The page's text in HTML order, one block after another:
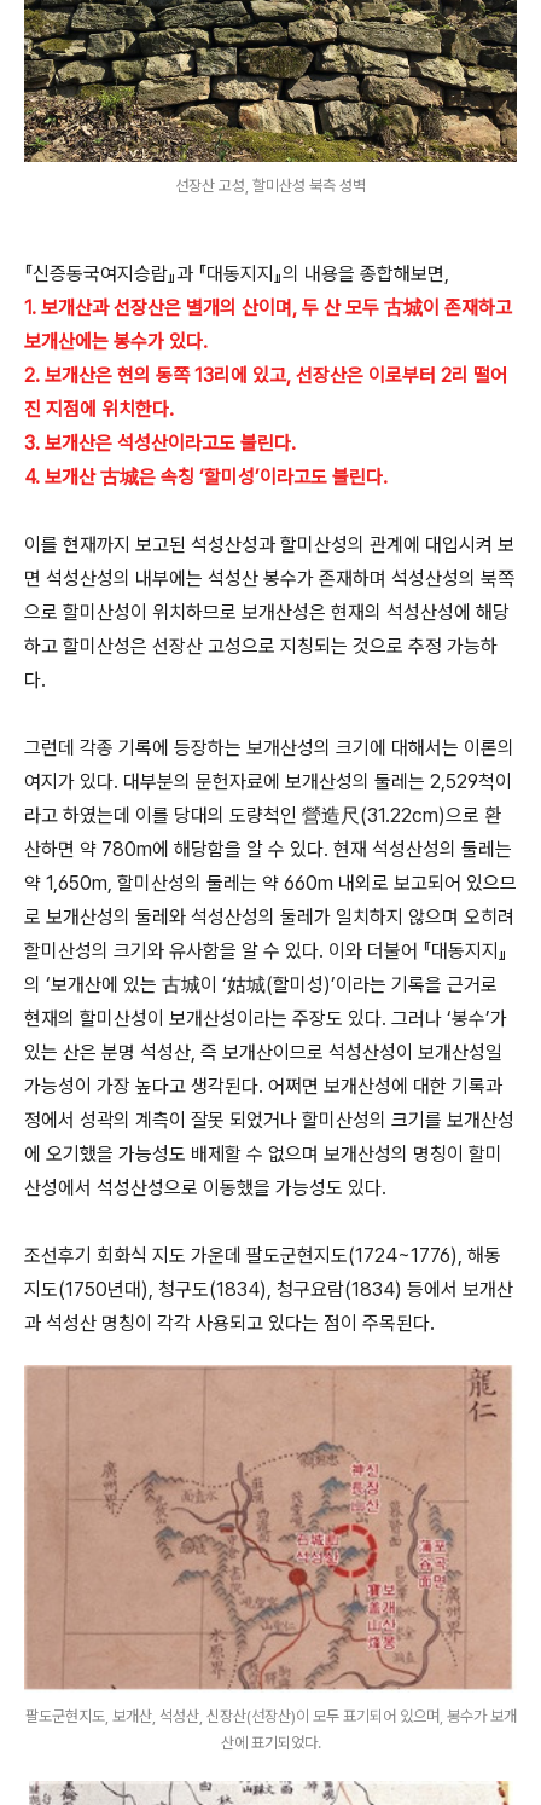
선장산 고성, 할미산성 북측 성벽
『신증동국여지승람』과 『대동지지』의 내용을 종합해보면,
1. 보개산과 선장산은 별개의 산이며, 두 산 모두 古城이 존재하고
보개산에는 봉수가 있다.
2. 보개산은 현의 동쪽 13리에 있고, 선장산은 이로부터 2리 떨어
진 지점에 위치한다.
3. 보개산은 석성산이라고도 불린다.
4. 보개산 古城은 속칭 ‘할미성’이라고도 불린다.
이를 현재까지 보고된 석성산성과 할미산성의 관계에 대입시켜 보
면 석성산성의 내부에는 석성산 봉수가 존재하며 석성산성의 북쪽
으로 할미산성이 위치하므로 보개산성은 현재의 석성산성에 해당
하고 할미산성은 선장산 고성으로 지칭되는 것으로 추정 가능하
다.
그런데 각종 기록에 등장하는 보개산성의 크기에 대해서는 이론의
여지가 있다. 대부분의 문헌자료에 보개산성의 둘레는 2,529척이
라고 하였는데 이를 당대의 도량척인 營造尺(31.22cm)으로 환
산하면 약 780m에 해당함을 알 수 있다. 현재 석성산성의 둘레는
약 1,650m, 할미산성의 둘레는 약 660m 내외로 보고되어 있으므
로 보개산성의 둘레와 석성산성의 둘레가 일치하지 않으며 오히려
할미산성의 크기와 유사함을 알 수 있다. 이와 더불어 『대동지지』
의 ‘보개산에 있는 古城이 ‘姑城(할미성)’이라는 기록을 근거로
현재의 할미산성이 보개산성이라는 주장도 있다. 그러나 ‘봉수’가
있는 산은 분명 석성산, 즉 보개산이므로 석성산성이 보개산성일
가능성이 가장 높다고 생각된다. 어쩌면 보개산성에 대한 기록과
정에서 성곽의 계측이 잘못 되었거나 할미산성의 크기를 보개산성
에 오기했을 가능성도 배제할 수 없으며 보개산성의 명칭이 할미
산성에서 석성산성으로 이동했을 가능성도 있다.
조선후기 회화식 지도 가운데 팔도군현지도(1724~1776), 해동
지도(1750년대), 청구도(1834), 청구요람(1834) 등에서 보개산
과 석성산 명칭이 각각 사용되고 있다는 점이 주목된다.
팔도군현지도, 보개산, 석성산, 신장산(선장산)이 모두 표기되어 있으며, 봉수가 보개
산에 표기되었다.